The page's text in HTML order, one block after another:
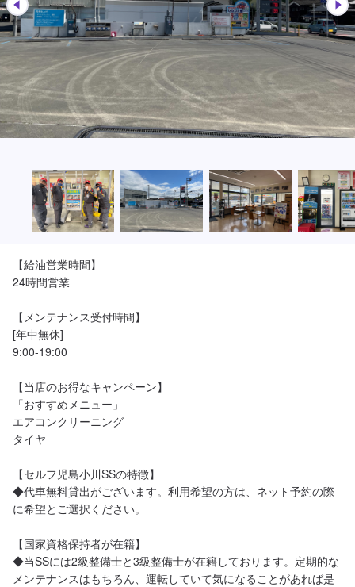
【給油営業時間】
24時間営業
【メンテナンス受付時間】
[年中無休]
9:00-19:00
【当店のお得なキャンペーン】
「おすすめメニュー」
エアコンクリーニング
タイヤ
【セルフ児島小川SSの特徴】
◆代車無料貸出がございます。利用希望の方は、ネット予約の際
に希望とご選択ください。
【国家資格保持者が在籍】
◆当SSには2級整備士と3級整備士が在籍しております。定期的な
メンテナンスはもちろん、運転していて気になることがあれば是